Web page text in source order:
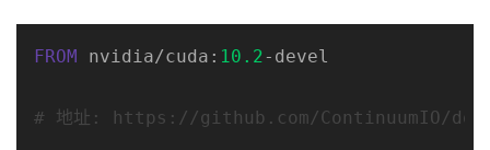
FROM nvidia/cuda: 10.2-devel
# 地址: https://github.com/ContinuumIO/